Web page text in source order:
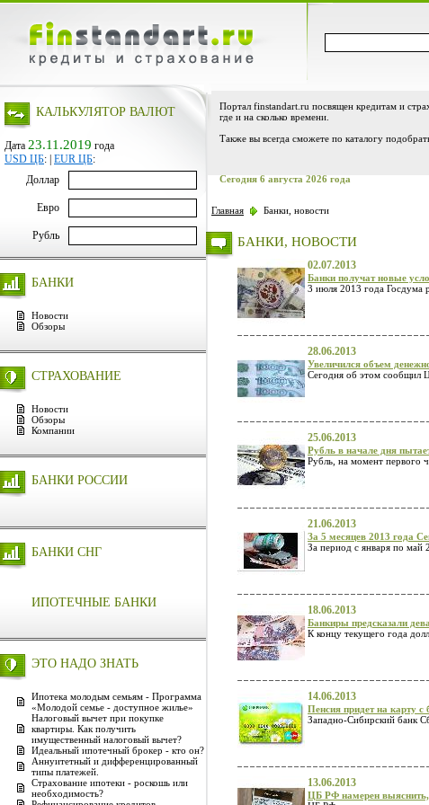
КАЛЬКУЛЯТОР ВАЛЮТ
Дата 23.11.2019 года
USD ЦБ: EUR ЦБ:
Доллар
Евро
Рубль
БАНКИ
Новости
Обзоры
СТРАХОВАНИЕ
Новости
Обзоры
Компании
БАНКИ РОССИИ
БАНКИ СНГ
ИПОТЕЧНЫЕ БАНКИ
ЭТО НАДО ЗНАТЬ
Ипотека молодым семьям - Программа
«Молодой семье - доступное жилье»
Налоговый вычет при покупке
квартиры. Как получить
имущественный налоговый вычет?
Идеальный ипотечный брокер - кто он?
Аннуитетный и дифференцированный
типы платежей.
Страхование ипотеки - роскошь или
необходимость?
Портал finstandart.ru посвящен кредитам и
где и на сколько времени.
Также вы всегда сможете по каталогу
Сегодня 6 августа 2026 года
Главная Банки, новости
БАНКИ, НОВОСТИ
02.07.2013
Банки получат новые
3 июля 2013 года Госдума
28.06.2013
Увеличился объем
Сегодня об этом сообщил
25.06.2013
Рубль в начале дня
Рубль, на момент первого
21.06.2013
За 5 месяцев 2013 года
За период с января по май
18.06.2013
Банкиры предсказали
К концу текущего года
14.06.2013
Пенсия придет на карту с
Западно-Сибирский банк
13.06.2013
ЦБ РФ намерен